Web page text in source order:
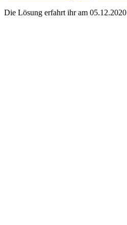
Die Lösung erfahrt ihr am 05.12.2020